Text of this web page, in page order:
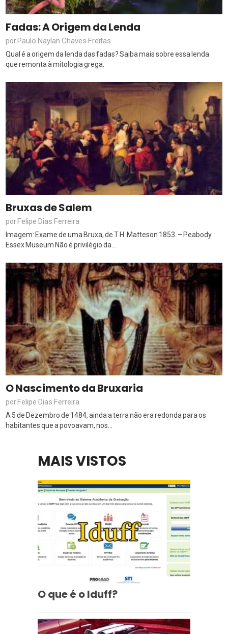
Fadas: A Origem da Lenda
porPaulo Naylan Chaves Freitas
Qual é a origem da lenda das fadas? Saiba mais sobre essa lenda
que remonta à mitologia grega.
Bruxas de Salem
porFelipe Dias Ferreira
Imagem: Exame de uma Bruxa, de T.H. Matteson 1853. – Peabody
Essex Museum Não é privilégio da...
O Nascimento da Bruxaria
porFelipe Dias Ferreira
A 5 de Dezembro de 1484, ainda a terra não era redonda para os
habitantes que a povoavam, nos...
MAIS VISTOS
O que é o Iduff?